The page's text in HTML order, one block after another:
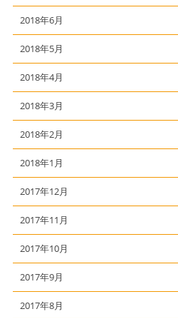
2018年6月
2018年5月
2018年4月
2018年3月
2018年2月
2018年1月
2017年12月
2017年11月
2017年10月
2017年9月
2017年8月